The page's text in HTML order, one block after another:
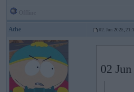
Athe 02. Jun 2025,
02